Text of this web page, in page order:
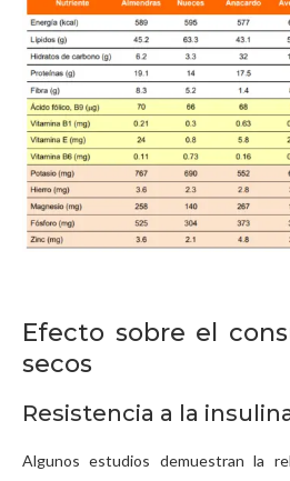
Efecto sobre el
secos
Resistencia a la
Algunos estudios demuestran la